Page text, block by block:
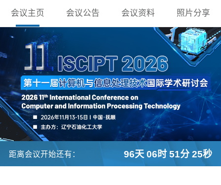
会议主页 会议公告 会议资料 照片分享
距离会议开始还有： 96天 06时 51分 23秒